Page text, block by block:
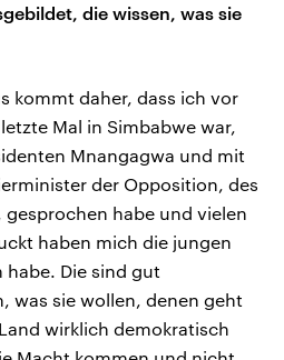
die wissen, was sie
kommt daher, dass ich vor
Mal in Simbabwe war,
Mnangagwa und mit
der Opposition, des
gesprochen habe und vielen
haben mich die jungen
Die sind gut
was sie wollen, denen geht
wirklich demokratisch